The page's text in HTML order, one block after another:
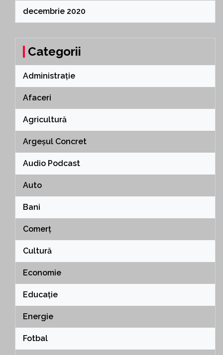
decembrie 2020
Categorii
Administrație
Afaceri
Agricultură
Argeșul Concret
Audio Podcast
Auto
Bani
Comerț
Cultură
Economie
Educație
Energie
Fotbal